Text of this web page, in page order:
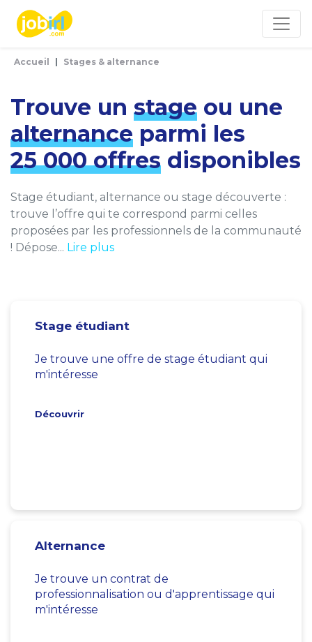
Accueil Stages & alternance
Trouve un stage ou une
alternance parmi les
25 000 offres disponibles
Stage étudiant, alternance ou stage découverte :
trouve l’offre qui te correspond parmi celles
proposées par les professionnels de la communauté
! Dépose... Lire plus
Stage étudiant
Je trouve une offre de stage étudiant qui
m'intéresse
Découvrir
Alternance
Je trouve un contrat de
professionnalisation ou d'apprentissage qui
m'intéresse
Panneau de gestion des cookies